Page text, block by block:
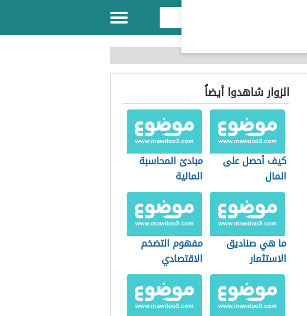
الزوار شاهدوا أيضاً
كيف أحصل على
المال
مبادئ المحاسبة
المالية
ما هي صناديق
الاستثمار
مفهوم التضخم
الاقتصادي